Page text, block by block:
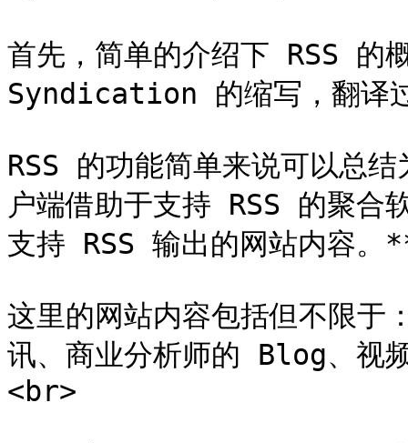
首先，简单的介绍下 RSS
Syndication 的缩写，翻译
RSS 的功能简单来说可以总
户端借助于支持 RSS 的聚合
支持 RSS 输出的网站内容。
这里的网站内容包括但不限于
讯、商业分析师的 Blog、视
<br>